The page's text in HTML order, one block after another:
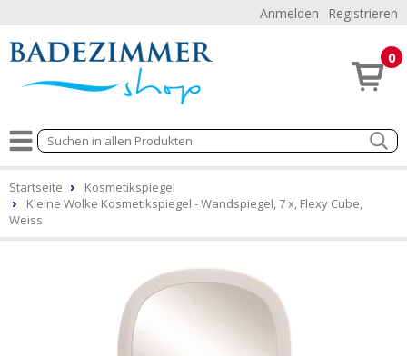
Anmelden Registrieren
0
Startseite
Kosmetikspiegel
Kleine Wolke Kosmetikspiegel - Wandspiegel, 7 x, Flexy Cube,
Weiss